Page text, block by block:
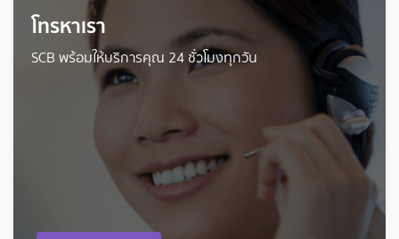
โทรหาเรา
SCB พร้อมให้บริการคุณ 24 ชั่วโมงทุกวัน